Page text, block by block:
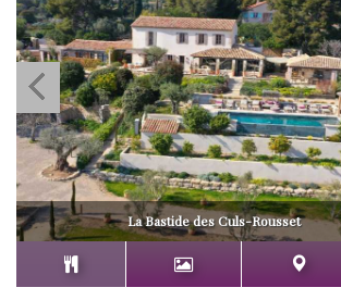
La Bastide des Culs-Rousset